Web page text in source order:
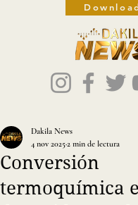
Conversión
termoquímica
Dakila News
4 nov 20252 min de lectura